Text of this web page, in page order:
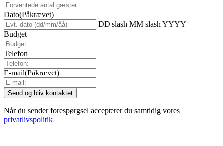
Dato(Påkrævet)
DD slash MM slash YYYY
Budget
Telefon
E-mail(Påkrævet)
Når du sender forespørgsel accepterer du samtidig vores
privatlivspolitik